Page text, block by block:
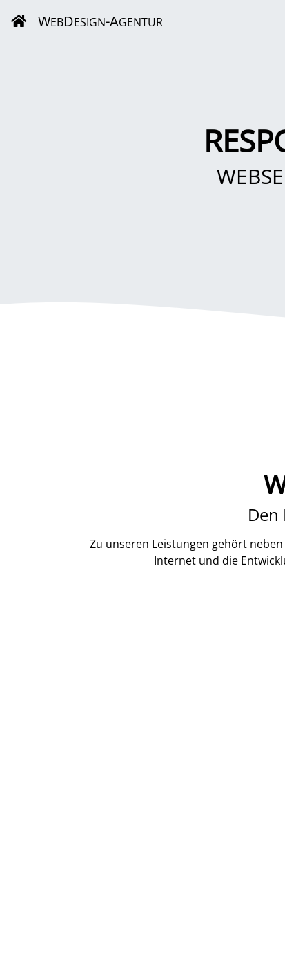
WEBDESIGN-AGENTUR
Den
Zu unseren Leistungen gehört
Internet und die